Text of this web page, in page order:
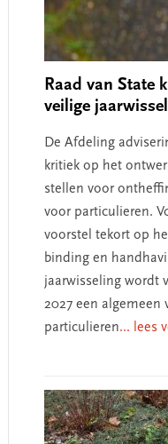
Raad van State
veilige
De Afdeling
kritiek op het
stellen voor
voor particulieren.
voorstel tekort op
binding en
jaarwisseling wordt
2027 een algemeen
particulieren... lees